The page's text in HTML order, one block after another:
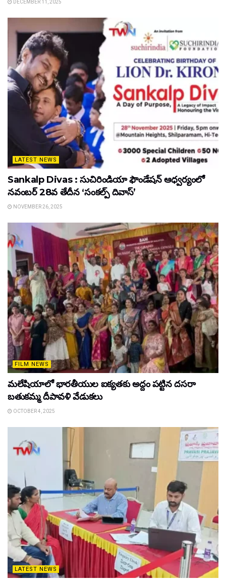
DECEMBER 11, 2025
LATEST NEWS
Sankalp Divas : సుచిరిండియా ఫౌండేషన్ ఆధ్వర్యంలో
నవంబర్ 28వ తేదీన ‘సంకల్ప్ దివాస్’
NOVEMBER 26, 2025
FILM NEWS
మలేషియాలో భారతీయుల ఐక్యతకు అద్దం పట్టిన దసరా
బతుకమ్మ దీపావళి వేడుకలు
OCTOBER 4, 2025
LATEST NEWS